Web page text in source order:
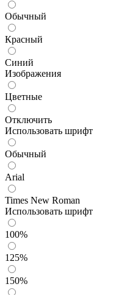
Обычный
Красный
Синий
Изображения
Цветные
Отключить
Использовать шрифт
Обычный
Arial
Times New Roman
Использовать шрифт
100%
125%
150%